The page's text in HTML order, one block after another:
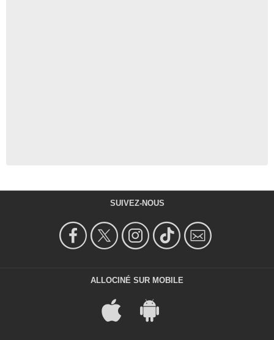
SUIVEZ-NOUS
ALLOCINÉ SUR MOBILE